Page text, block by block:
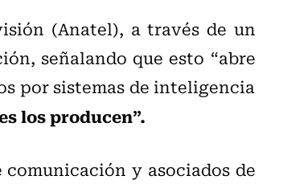
(Anatel), a través de un
señalando que esto “abre
por sistemas de inteligencia
los producen”.
y asociados de